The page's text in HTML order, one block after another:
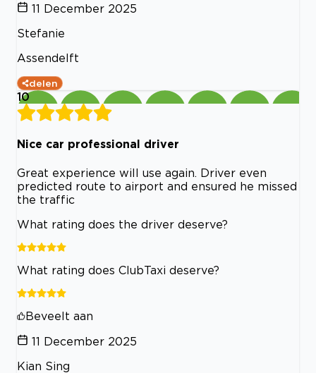
11 December 2025
Stefanie
Assendelft
delen
10
Nice car professional driver
Great experience will use again. Driver even
predicted route to airport and ensured he missed
the traffic
What rating does the driver deserve?
What rating does ClubTaxi deserve?
Beveelt aan
11 December 2025
Kian Sing